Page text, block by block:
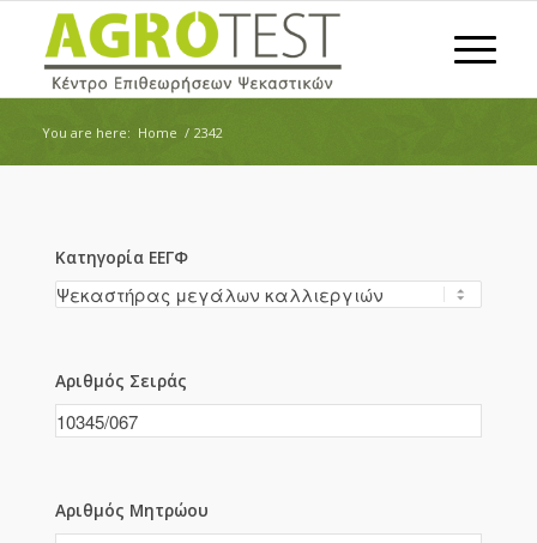
You are here: Home / 2342
Κατηγορία ΕΕΓΦ
Αριθμός Σειράς
Αριθμός Μητρώου